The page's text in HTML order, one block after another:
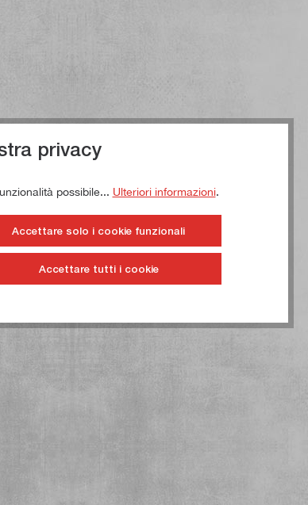
privacy
possibile... Ulteriori informazioni.
Accettare solo i cookie funzionali
Accettare tutti i cookie